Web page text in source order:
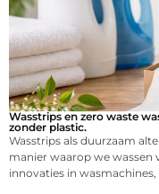
Wasstrips en zero waste
zonder plastic.
Wasstrips als duurzaam
manier waarop we wassen
innovaties in